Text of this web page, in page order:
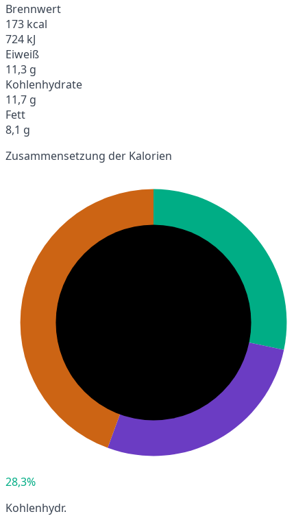
Brennwert
173 kcal
724 kJ
Eiweiß
11,3 g
Kohlenhydrate
11,7 g
Fett
8,1 g
Zusammensetzung der Kalorien
28,3%
Kohlenhydr.